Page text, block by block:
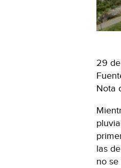
29
Nota
las
no